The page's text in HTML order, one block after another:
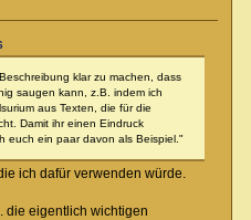
klar zu machen, dass
saugen kann, z.B. indem ich
aus Texten, die für die
Damit ihr einen Eindruck
euch ein paar davon als Beispiel."
ich dafür verwenden würde.
die eigentlich wichtigen